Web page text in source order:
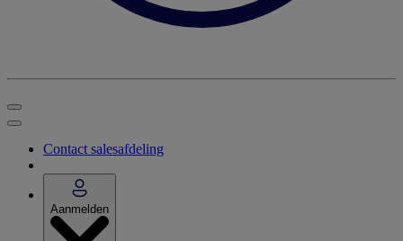
Contact salesafdeling
Aanmelden